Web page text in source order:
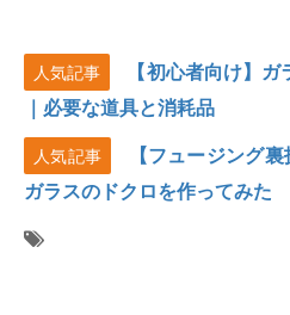
人気記事
【初心者向け】
｜必要な道具と消耗品
人気記事
【フュージング
ガラスのドクロを作ってみた